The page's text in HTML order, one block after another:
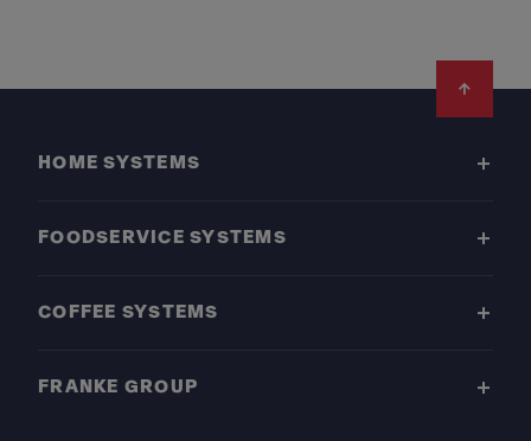
HOME SYSTEMS
FOODSERVICE SYSTEMS
COFFEE SYSTEMS
FRANKE GROUP